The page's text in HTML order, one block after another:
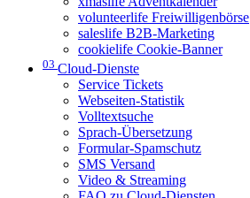
volunteerlife Freiwilligenbörse
saleslife B2B-Marketing
cookielife Cookie-Banner
03 Cloud-Dienste
Service Tickets
Webseiten-Statistik
Volltextsuche
Sprach-Übersetzung
Formular-Spamschutz
SMS Versand
Video & Streaming